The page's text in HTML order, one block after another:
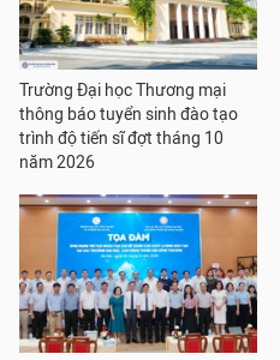
Trường Đại học Thương mại
thông báo tuyển sinh đào tạo
trình độ tiến sĩ đợt tháng 10
năm 2026